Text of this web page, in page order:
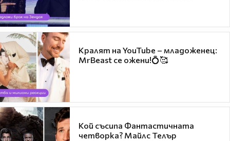
Кралят на YouTube – младоженец:
MrBeast се ожени!💍🥰
Кой съсипа Фантастичната
четворка? Майлс Телър